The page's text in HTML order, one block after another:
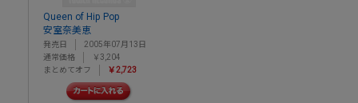
Queen of Hip Pop
安室奈美恵
発売日
2005年07月13日
通常価格
￥3,204
まとめてオフ
￥2,723